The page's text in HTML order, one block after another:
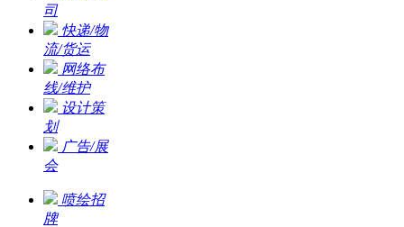
司
快递/物
流/货运
网络布
线/维护
设计策
划
广告/展
会
喷绘招
牌